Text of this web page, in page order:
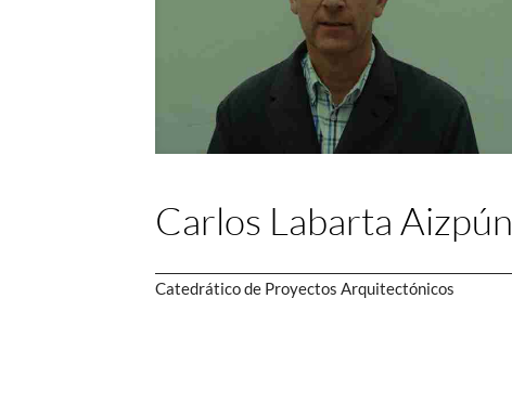
Carlos Labarta Aizpún
Catedrático de Proyectos Arquitectónicos